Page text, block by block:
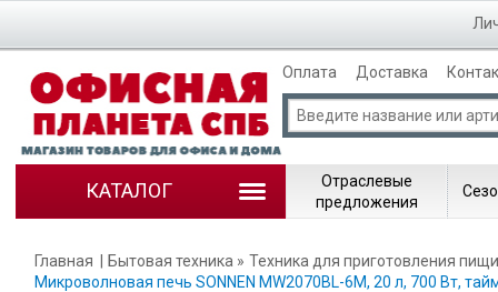
Оплата Доставка
КАТАЛОГ
Отраслевые
предложения
Главная Бытовая техника
Техника для приготовления пищи
Микроволновая печь SONNEN MW2070BL-6M, 20 л, 700 Вт,